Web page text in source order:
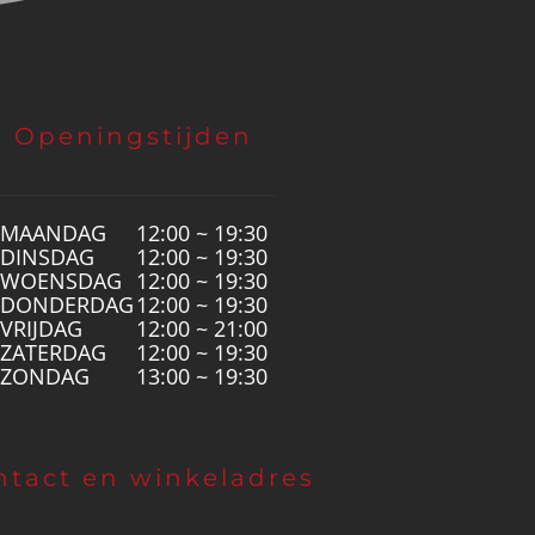
Openingstijden
MAANDAG
12:00 ~ 19:30
DINSDAG
12:00 ~ 19:30
WOENSDAG
12:00 ~ 19:30
DONDERDAG 12:00 ~ 19:30
VRIJDAG
12:00 ~ 21:00
ZATERDAG
12:00 ~ 19:30
ZONDAG
13:00 ~ 19:30
en winkeladres